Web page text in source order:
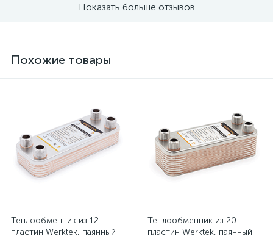
Показать больше отзывов
Похожие товары
Теплообменник из 12
пластин Werktek, паянный
Теплообменник из 20
пластин Werktek, паянный